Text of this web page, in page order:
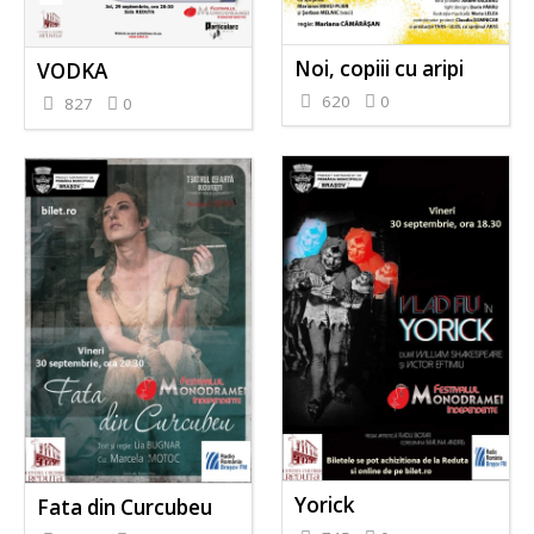
Noi, copiii cu aripi
620 0
VODKA
827 0
Yorick
Fata din Curcubeu